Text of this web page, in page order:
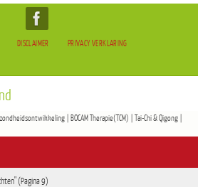
DISCLAIMER
PRIVACY VERKLARING
| BOCAM Therapie(TCM) | Tai-Chi & Qigong |
(Pagina 9)